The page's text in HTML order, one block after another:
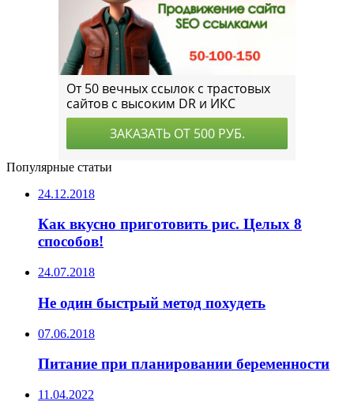
Популярные статьи
24.12.2018
Как вкусно приготовить рис. Целых 8
способов!
24.07.2018
Не один быстрый метод похудеть
07.06.2018
Питание при планировании беременности
11.04.2022